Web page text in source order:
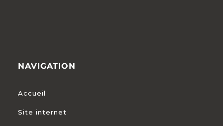
NAVIGATION
Accueil
Site internet